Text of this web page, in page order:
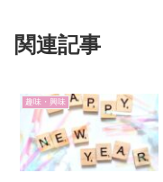
関連記事
趣味・興味